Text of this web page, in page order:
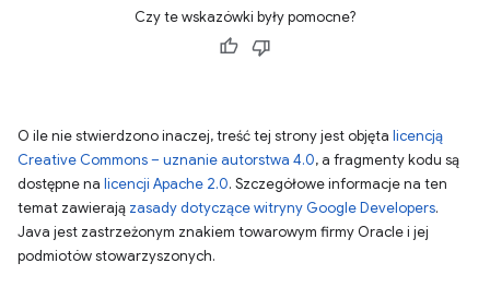
Czy te wskazówki były pomocne?
O ile nie stwierdzono inaczej, treść tej strony jest objęta licencją
Creative Commons – uznanie autorstwa 4.0, a fragmenty kodu są
dostępne na licencji Apache 2.0. Szczegółowe informacje na ten
temat zawierają zasady dotyczące witryny Google Developers.
Java jest zastrzeżonym znakiem towarowym firmy Oracle i jej
podmiotów stowarzyszonych.